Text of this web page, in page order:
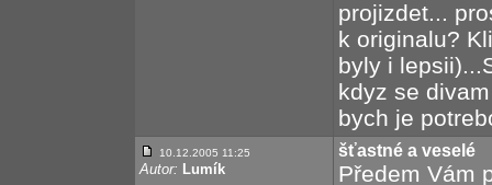
projizdet...
k originalu?
byly i
kdyz se
bych je
10.12.2005 11:25
Autor: Lumík
šťastné a veselé
Předem Vám